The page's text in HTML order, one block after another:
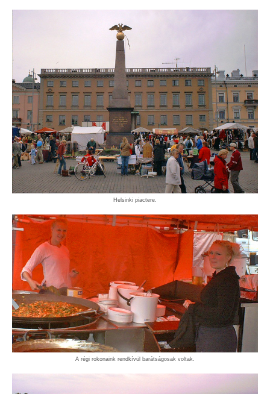
Helsinki piactere.
A régi rokonaink rendkívül barátságosak voltak.